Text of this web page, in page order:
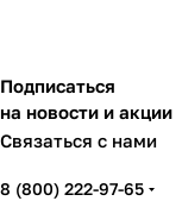
Подписаться
на новости и акции
Связаться с нами
8 (800) 222-97-65